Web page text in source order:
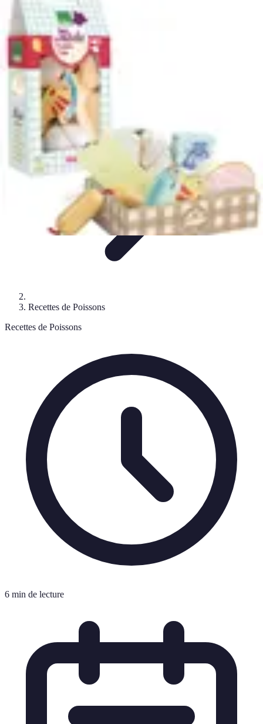
Poissons Frais
Guide d'achatAchat et Sélection
d'AchatRecettes
Poissons Frais
Recettes de Poissons
Recettes de Poissons
6 min de lecture